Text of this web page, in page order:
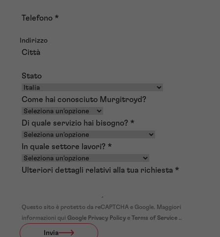
Telefono *
Indirizzo
Città
Stato
Come hai conosciuto Murgitroyd?
Di quale servizio hai bisogno? *
In quale settore lavori? *
Ulteriori dettagli relativi alla tua richiesta *
Questo sito è protetto da reCAPTCHA e Google. Maggiori
informazioni qui Google Privacy Policy e Terms of Service ..
Invia